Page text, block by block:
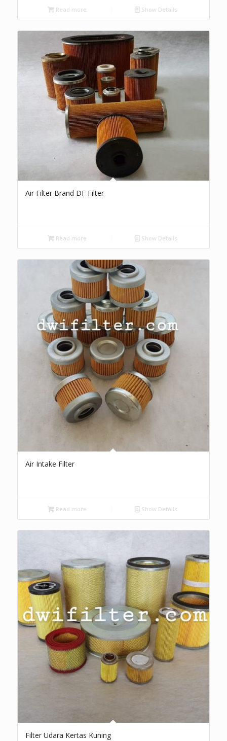
Read more Show Details
Air Filter Brand DF Filter
Read more Show Details
Air Intake Filter
Read more Show Details
Filter Udara Kertas Kuning